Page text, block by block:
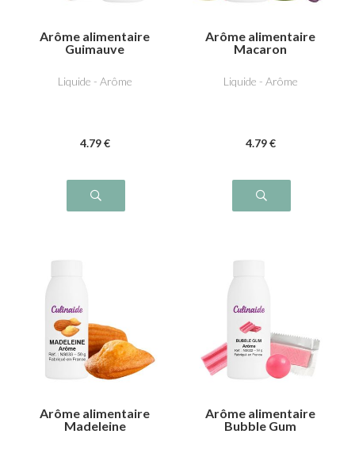
Arôme alimentaire
Guimauve
Liquide - Arôme
4.79 €
Arôme alimentaire
Macaron
Liquide - Arôme
4.79 €
Arôme alimentaire
Madeleine
Arôme alimentaire
Bubble Gum